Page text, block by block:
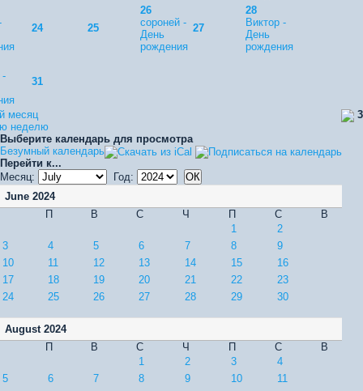
24 25
26
сороней -
День
рождения
27
28
Виктор -
День
рождения
-
31
3
месяц
неделю
Выберите календарь для просмотра
Безумный календарь
Перейти к...
Месяц:
Год:
June 2024
П
В С Ч П С
В
1
2
3
4 5 6 7 8
9
10
11 12 13 14 15
16
17
18 19 20 21 22
23
24
25 26 27 28 29 30
August 2024
П
В С Ч П С
В
1
2 3
4
5
6 7 8 9 10
11